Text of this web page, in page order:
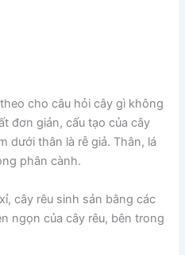
cho câu hỏi cây gì không
đơn giản, cấu tạo của cây
dưới thân là rễ giả. Thân, lá
phân cành.
cây rêu sinh sản bằng các
ngọn của cây rêu, bên trong